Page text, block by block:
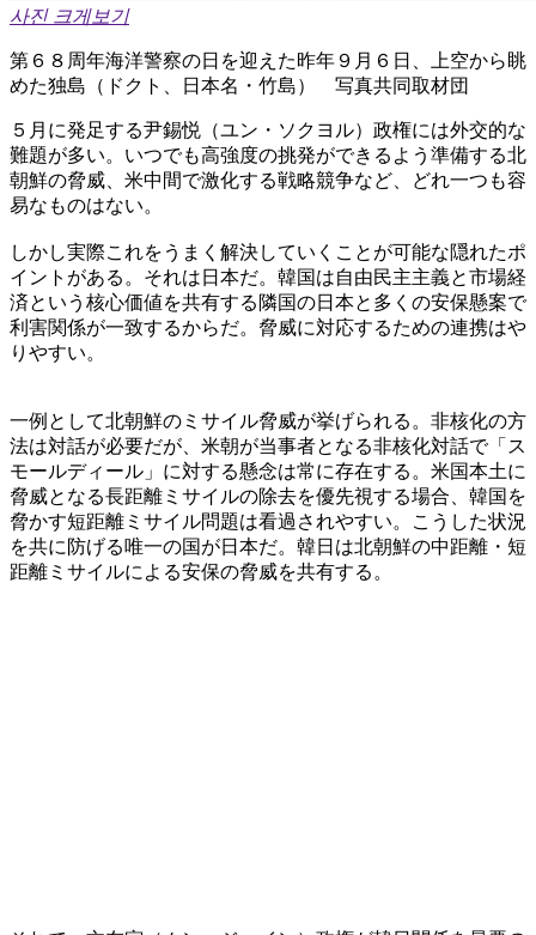
사진 크게보기
第６８周年海洋警察の日を迎えた昨年９月６日、上空から眺
めた独島（ドクト、日本名・竹島） 写真共同取材団
５月に発足する尹錫悦（ユン・ソクヨル）政権には外交的な
難題が多い。いつでも高強度の挑発ができるよう準備する北
朝鮮の脅威、米中間で激化する戦略競争など、どれ一つも容
易なものはない。
しかし実際これをうまく解決していくことが可能な隠れたポ
イントがある。それは日本だ。韓国は自由民主主義と市場経
済という核心価値を共有する隣国の日本と多くの安保懸案で
利害関係が一致するからだ。脅威に対応するための連携はや
りやすい。
一例として北朝鮮のミサイル脅威が挙げられる。非核化の方
法は対話が必要だが、米朝が当事者となる非核化対話で「ス
モールディール」に対する懸念は常に存在する。米国本土に
脅威となる長距離ミサイルの除去を優先視する場合、韓国を
脅かす短距離ミサイル問題は看過されやすい。こうした状況
を共に防げる唯一の国が日本だ。韓日は北朝鮮の中距離・短
距離ミサイルによる安保の脅威を共有する。